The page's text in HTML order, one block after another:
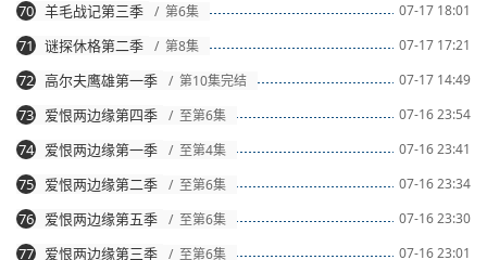
07-17 18:01
70 羊毛战记第三季 / 第6集
07-17 17:21
71 谜探休格第二季 / 第8集
07-17 14:49
72 高尔夫鹰雄第一季 / 第10集完结
07-16 23:54
73 爱恨两边缘第四季 / 至第6集
07-16 23:41
74 爱恨两边缘第一季 / 至第4集
07-16 23:34
75 爱恨两边缘第二季 / 至第6集
07-16 23:30
76 爱恨两边缘第五季 / 至第6集
07-16 23:01
77 爱恨两边缘第三季 / 至第6集